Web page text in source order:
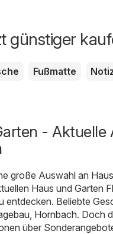
günstiger
Fußmatte
- Aktuelle
große Auswahl an
Haus und Garten
entdecken. Beliebte
Hornbach. Doch
über